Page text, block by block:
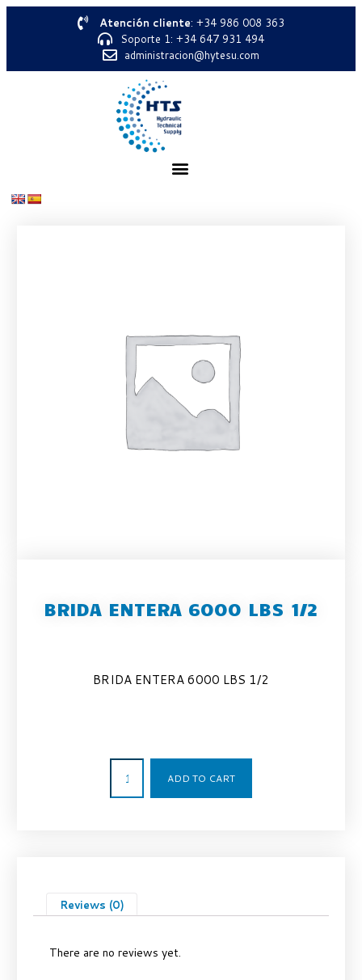
Atención cliente: +34 986 008 363
Soporte 1: +34 647 931 494
administracion@hytesu.com
BRIDA ENTERA 6000 LBS 1/2
BRIDA ENTERA 6000 LBS 1/2
ADD TO CART
Reviews (0)
There are no reviews yet.